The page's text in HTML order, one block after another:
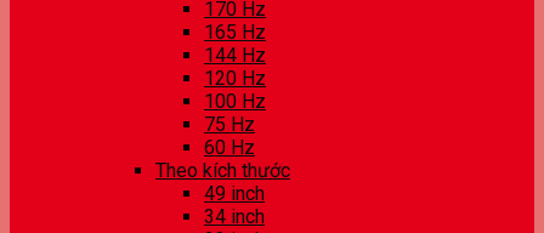
170 Hz
165 Hz
144 Hz
120 Hz
100 Hz
75 Hz
60 Hz
Theo kích thước
49 inch
34 inch